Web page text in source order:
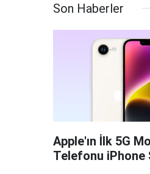
Son Haberler
Apple'ın İlk 5G
Telefonu iPhone